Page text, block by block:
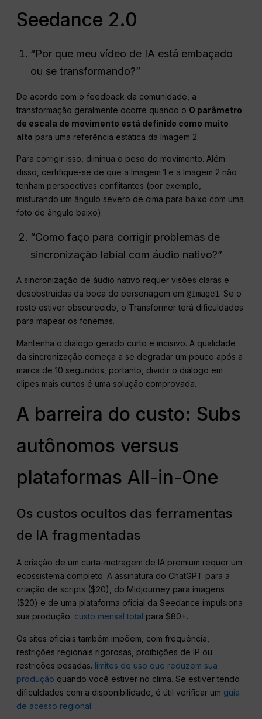
Seedance 2.0
“Por que meu vídeo de IA está embaçado
ou se transformando?”
De acordo com o feedback da comunidade, a
transformação geralmente ocorre quando o O parâmetro
de escala de movimento está definido como muito
alto para uma referência estática da Imagem 2.
Para corrigir isso, diminua o peso do movimento. Além
disso, certifique-se de que a Imagem 1 e a Imagem 2 não
tenham perspectivas conflitantes (por exemplo,
misturando um ângulo severo de cima para baixo com uma
foto de ângulo baixo).
“Como faço para corrigir problemas de
sincronização labial com áudio nativo?”
A sincronização de áudio nativo requer visões claras e
desobstruídas da boca do personagem em@Image1. Se o
rosto estiver obscurecido, o Transformer terá dificuldades
para mapear os fonemas.
Mantenha o diálogo gerado curto e incisivo. A qualidade
da sincronização começa a se degradar um pouco após a
marca de 10 segundos, portanto, dividir o diálogo em
clipes mais curtos é uma solução comprovada.
A barreira do custo: Subs
autônomos versus
plataformas All-in-One
Os custos ocultos das ferramentas
de IA fragmentadas
A criação de um curta-metragem de IA premium requer um
ecossistema completo. A assinatura do ChatGPT para a
criação de scripts ($20), do Midjourney para imagens
($20) e de uma plataforma oficial da Seedance impulsiona
sua produção. custo mensal total para $80+.
Os sites oficiais também impõem, com frequência,
restrições regionais rigorosas, proibições de IP ou
restrições pesadas. limites de uso que reduzem sua
produção quando você estiver no clima. Se estiver tendo
dificuldades com a disponibilidade, é útil verificar um guia
de acesso regional.